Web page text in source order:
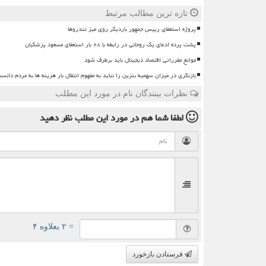
تازه ترین مطالب مرتبط
پروژه استعفای رییس جمهور باردیگر روی میز تندروها
پشت پرده ادعای یک روحانی در رابطه با ۲۸ بار استعفای مسعود پزشکیان
موانع مقرراتی اقتصاد دیجیتال باید برطرف شود
بازنگری در میزان سهمیه بنزین را نباید به مفهوم انتقال بار هزینه ها به مردم
نظرات بینندگان نام در مورد این مطلب
لطفا شما همدر مورد این مطلبنظر دهید
= ۲ بعلاوه ۴
فرستادن بازخورد